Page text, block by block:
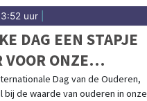
uur
DAG EEN STAPJE
ONZE
Dag van de Ouderen,
de waarde van ouderen in onze